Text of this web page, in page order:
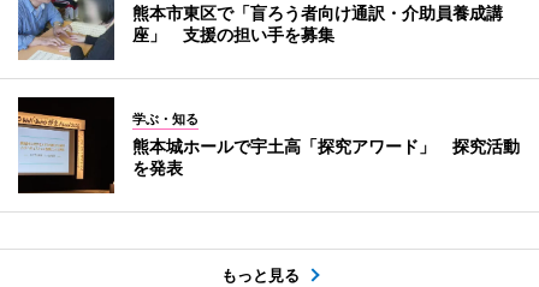
熊本市東区で「盲ろう者向け通訳・介助員養成講
座」 支援の担い手を募集
学ぶ・知る
熊本城ホールで宇土高「探究アワード」 探究活動
を発表
もっと見る